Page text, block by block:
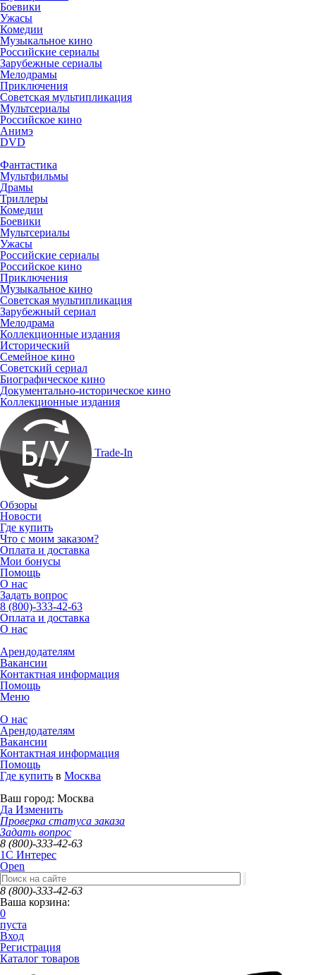
Боевики
Ужасы
Комедии
Музыкальное кино
Российские сериалы
Зарубежные сериалы
Мелодрамы
Приключения
Советская мультипликация
Мультсериалы
Российское кино
Анимэ
DVD
Фантастика
Мультфильмы
Драмы
Триллеры
Комедии
Боевики
Мультсериалы
Ужасы
Российские сериалы
Российское кино
Приключения
Музыкальное кино
Советская мультипликация
Зарубежный сериал
Мелодрама
Коллекционные издания
Исторический
Семейное кино
Советский сериал
Биографическое кино
Документально-историческое кино
Коллекционные издания
Trade-In
Обзоры
Новости
Где купить
Что с моим заказом?
Оплата и доставка
Мои бонусы
Помощь
О нас
Задать вопрос
8 (800)-333-42-63
Оплата и доставка
О нас
Арендодателям
Вакансии
Контактная информация
Помощь
Меню
О нас
Арендодателям
Вакансии
Контактная информация
Помощь
Где купить в Москва
Ваш город: Москва
Да Изменить
Проверка статуса заказа
Задать вопрос
8 (800)-333-42-63
1C Интерес
Open
8 (800)-333-42-63
Ваша корзина:
0
пуста
Вход
Регистрация
Каталог товаров